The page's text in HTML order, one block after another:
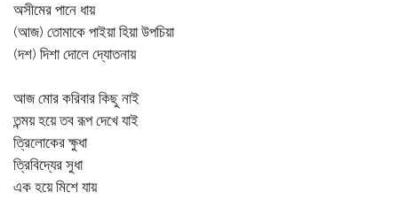
অসীমের পানে ধায়
(আজ) তোমাকে পাইয়া হিয়া উপচিয়া
(দশ) দিশা দোলে দ্যোতনায়
আজ মোর করিবার কিছু নাই
তন্ময় হয়ে তব রূপ দেখে যাই
ত্রিলোকের ক্ষুধা
ত্রিবিদ্যের সুধা
এক হয়ে মিশে যায়